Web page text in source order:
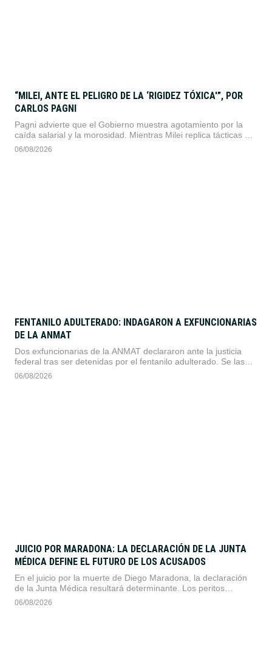
“MILEI, ANTE EL PELIGRO DE LA ‘RIGIDEZ TÓXICA'”, POR
CARLOS PAGNI
Pagni advierte que el Gobierno muestra agotamiento por la
caída salarial y la morosidad. Mientras Milei replica tácticas de
Trump y tensiona la relación diplomática con Brasil, la
06/08/2026
FENTANILO ADULTERADO: INDAGARON A EXFUNCIONARIAS
DE LA ANMAT
Dos exfuncionarias de la ANMAT declararon ante la justicia
federal tras ser detenidas por el fentanilo adulterado. Se las
investiga por omitir controles preventivos que permitieron la
06/08/2026
JUICIO POR MARADONA: LA DECLARACIÓN DE LA JUNTA
MÉDICA DEFINE EL FUTURO DE LOS ACUSADOS
En el juicio por la muerte de Diego Maradona, la declaración
de la Junta Médica resultará determinante. Los peritos
fundamentarán su informe sobre la atención «deficiente y
06/08/2026